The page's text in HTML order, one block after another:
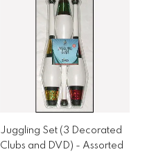
Juggling Set (3 Decorated
Clubs and DVD) - Assorted